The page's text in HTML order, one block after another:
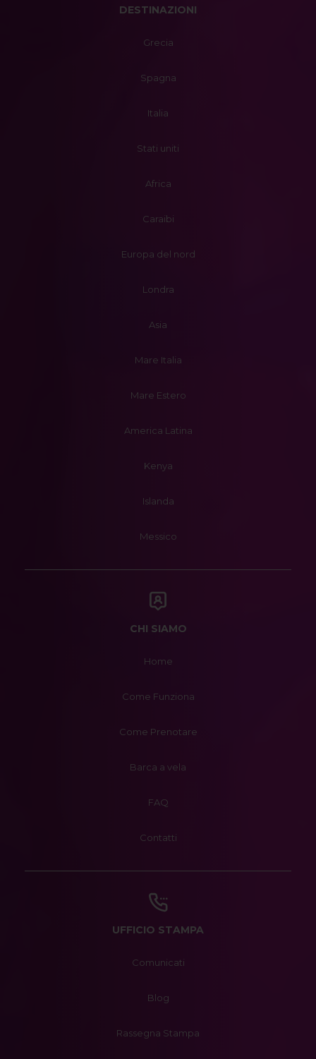
DESTINAZIONI
Grecia
Spagna
Italia
Stati uniti
Africa
Caraibi
Europa del nord
Londra
Asia
Mare Italia
Mare Estero
America Latina
Kenya
Islanda
Messico
CHI SIAMO
Home
Come Funziona
Come Prenotare
Barca a vela
FAQ
Contatti
UFFICIO STAMPA
Comunicati
Blog
Rassegna Stampa